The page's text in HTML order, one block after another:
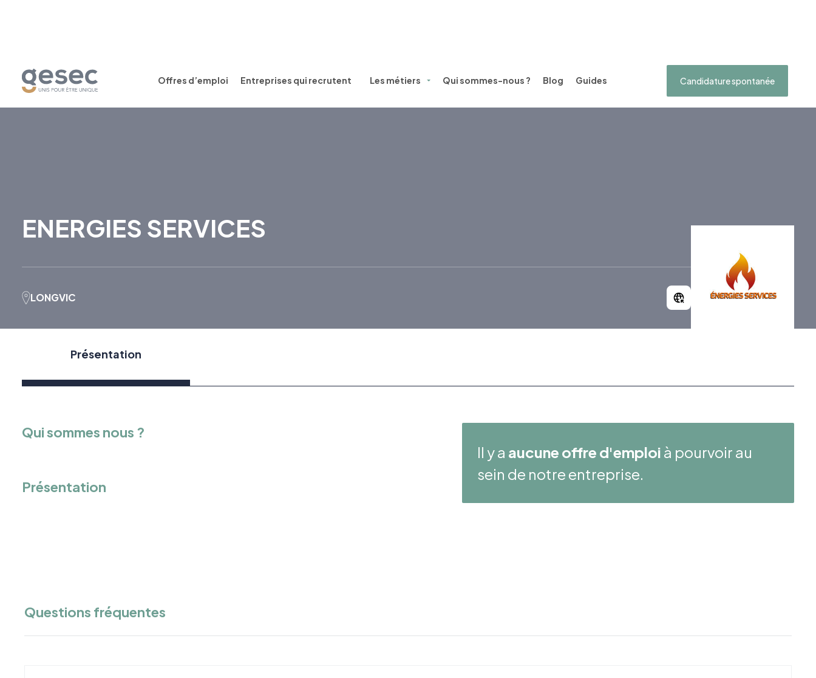
Offres d’emploi Entreprises qui recrutent Les métiers Qui sommes-nous ? Blog Guides Candidature spontanée
ENERGIES SERVICES
LONGVIC
Présentation
Qui sommes nous ?
Présentation
Il y a aucune offre d'emploi à pourvoir au
sein de notre entreprise.
Questions fréquentes